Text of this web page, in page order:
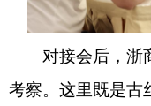
对接会后，浙商
考察。这里既是古